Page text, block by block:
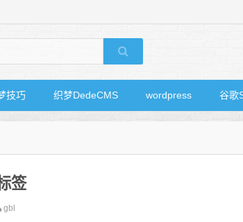
技巧 织梦DedeCMS wordpress 谷歌
签
gbl